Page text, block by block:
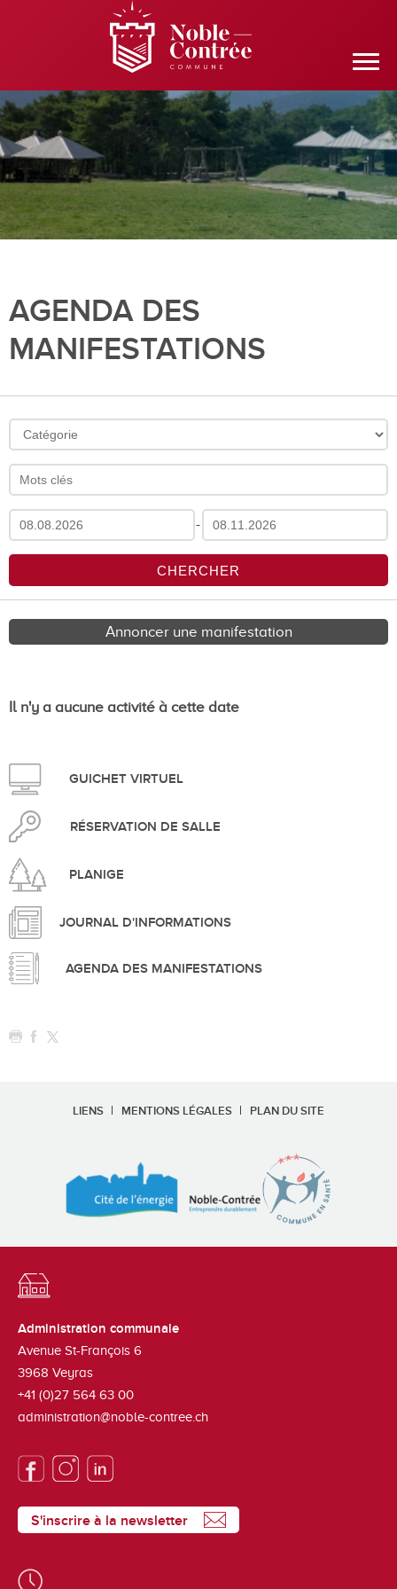
AGENDA DES
MANIFESTATIONS
-
Annoncer une manifestation
Il n'y a aucune activité à cette date
GUICHET VIRTUEL
RÉSERVATION DE SALLE
PLANIGE
JOURNAL D'INFORMATIONS
AGENDA DES MANIFESTATIONS
LIENS MENTIONS LÉGALES PLAN DU SITE
Administration communale
Avenue St-François 6
3968 Veyras
+41 (0)27 564 63 00
administration@noble-contree.ch
S'inscrire à la newsletter